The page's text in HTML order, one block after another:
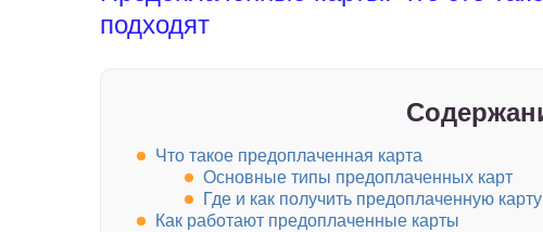
подходят
Что такое предоплаченная карта
Основные типы предоплаченных карт
Где и как получить предоплаченную карту
Как работают предоплаченные карты